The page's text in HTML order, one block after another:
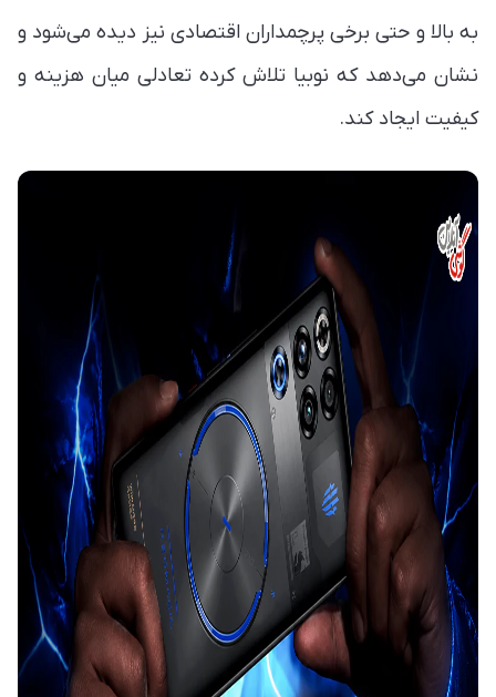
به بالا و حتی برخی پرچمداران اقتصادی نیز دیده می‌شود و
نشان می‌دهد که نوبیا تلاش کرده تعادلی میان هزینه و
کیفیت ایجاد کند.